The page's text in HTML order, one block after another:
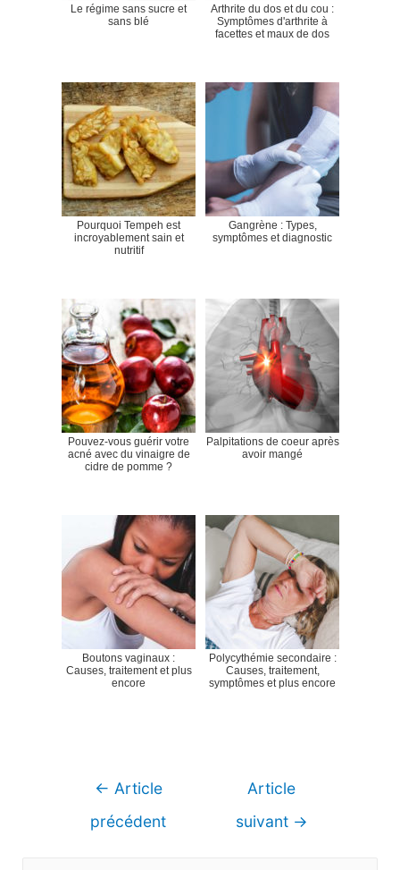
Le régime sans sucre et
sans blé
Arthrite du dos et du cou :
Symptômes d'arthrite à
facettes et maux de dos
Pourquoi Tempeh est
incroyablement sain et
nutritif
Gangrène : Types,
symptômes et diagnostic
Pouvez-vous guérir votre
acné avec du vinaigre de
cidre de pomme ?
Palpitations de coeur après
avoir mangé
Boutons vaginaux :
Causes, traitement et plus
encore
Polycythémie secondaire :
Causes, traitement,
symptômes et plus encore
Navigation
← Article
précédent
Article
suivant →